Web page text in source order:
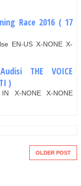
Race 2016 ( 17
EN-US X-NONE X-
THE VOICE
)
X-NONE X-NONE
OLDER POST